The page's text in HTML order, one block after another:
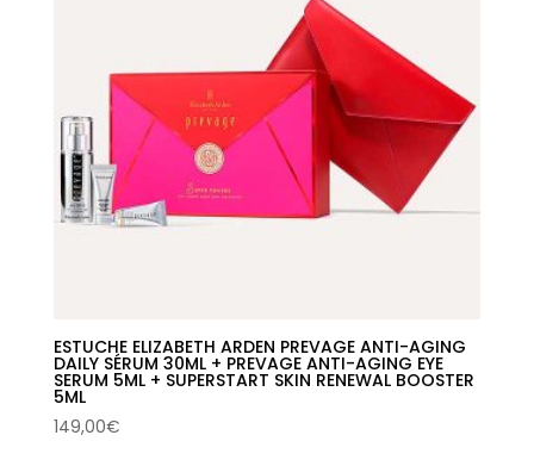
ESTUCHE ELIZABETH ARDEN PREVAGE ANTI-AGING
DAILY SÉRUM 30ML + PREVAGE ANTI-AGING EYE
SERUM 5ML + SUPERSTART SKIN RENEWAL BOOSTER
5ML
149,00€